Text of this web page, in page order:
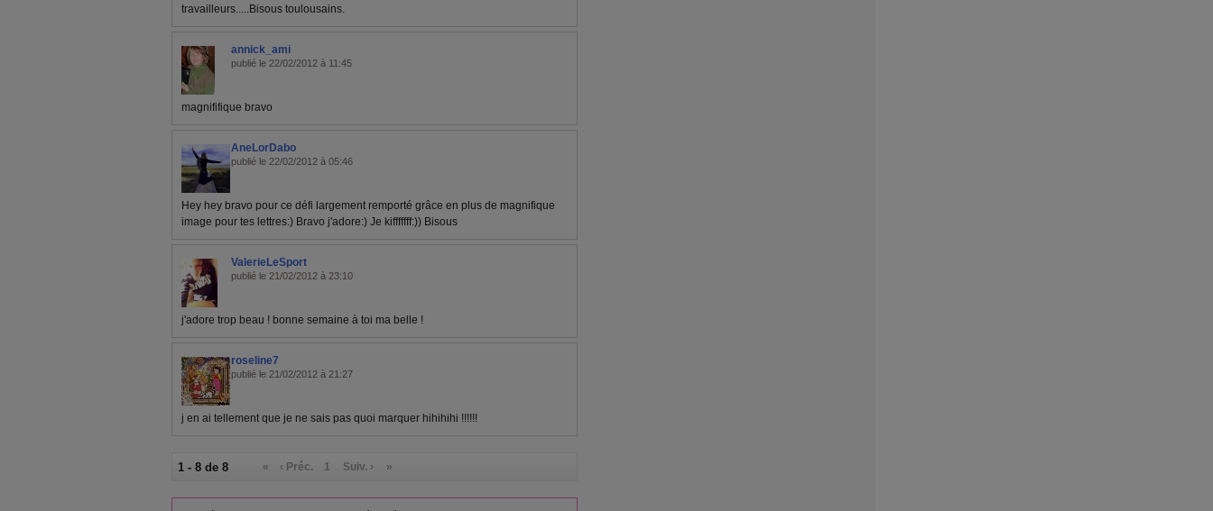
travailleurs.....Bisous toulousains.
annick_ami
publié le 22/02/2012 à 11:45
magnififique bravo
AneLorDabo
publié le 22/02/2012 à 05:46
Hey hey bravo pour ce défi largement remporté grâce en plus de magnifique
image pour tes lettres:) Bravo j'adore:) Je kifffffff:)) Bisous
ValerieLeSport
publié le 21/02/2012 à 23:10
j'adore trop beau ! bonne semaine à toi ma belle !
roseline7
publié le 21/02/2012 à 21:27
j en ai tellement que je ne sais pas quoi marquer hihihihi !!!!!!
1 - 8 de 8 « ‹ Préc. 1 Suiv. › »